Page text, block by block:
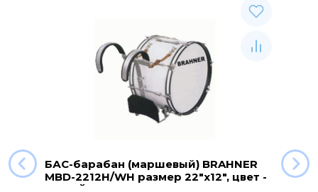
БАС-барабан (маршевый) BRAHNER
MBD-2212H/WH размер 22"x12", цвет -